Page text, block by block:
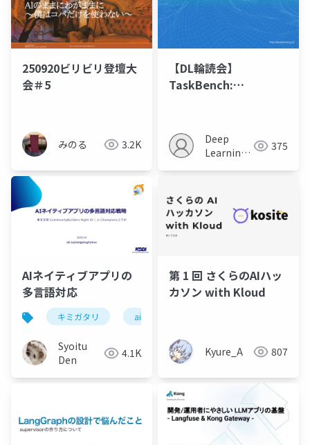
250920ビリビリ登壇大
会＃5
みのる 3.2K
【DL輪読会】
TaskBench:
Task Automation
Deep
Learning
375
AIネイティブアプリの
多言語対応
キミガタリ ai
Syoitu
Den
4.1K
第 1 回 さくらのAIハッ
カソン with Kloud
Kyure_A 807